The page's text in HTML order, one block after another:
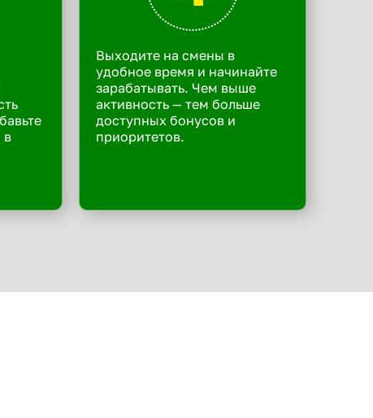
в
Выходите на смены в
удобное время и начинайте
зарабатывать. Чем выше
активность — тем больше
доступных бонусов и
приоритетов.